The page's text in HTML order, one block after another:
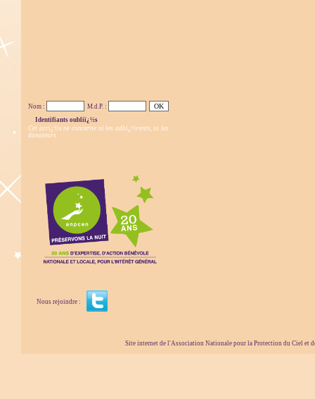
Nom :
M.d.P. :
Identifiants oubliï¿½s
Cet accï¿½s ne concerne ni les adhï¿½rents, ni les
donateurs
Nous rejoindre :
Site internet de l'Association Nationale pour la Protection du Ciel et de